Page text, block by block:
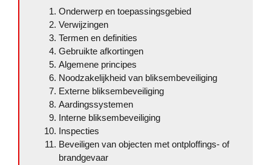
Onderwerp en toepassingsgebied
Verwijzingen
Termen en definities
Gebruikte afkortingen
Algemene principes
Noodzakelijkheid van bliksembeveiliging
Externe bliksembeveiliging
Aardingssystemen
Interne bliksembeveiliging
Inspecties
Beveiligen van objecten met ontploffings- of
brandgevaar